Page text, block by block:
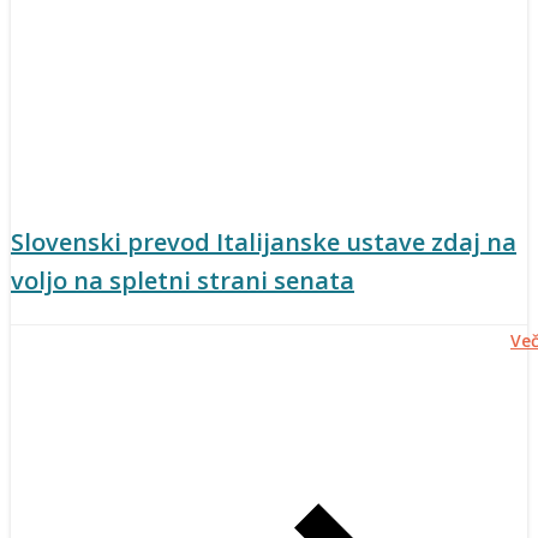
Slovenski prevod Italijanske ustave zdaj na
voljo na spletni strani senata
Več